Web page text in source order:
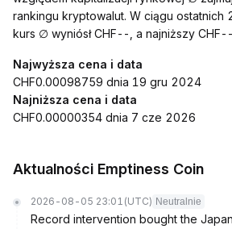
rankingu kryptowalut. W ciągu ostatnich
kurs ∅ wyniósł CHF--, a najniższy
Najwyższa cena i data
CHF0.00098759 dnia 19 gru 2024
Najniższa cena i data
CHF0.00000354 dnia 7 cze 2026
Aktualności Emptiness Coin
2026-08-05 23:01 (UTC) Neutralnie
Record intervention bought the